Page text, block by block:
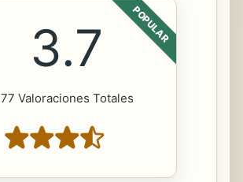
POPULAR
3.7
77 Valoraciones Totales